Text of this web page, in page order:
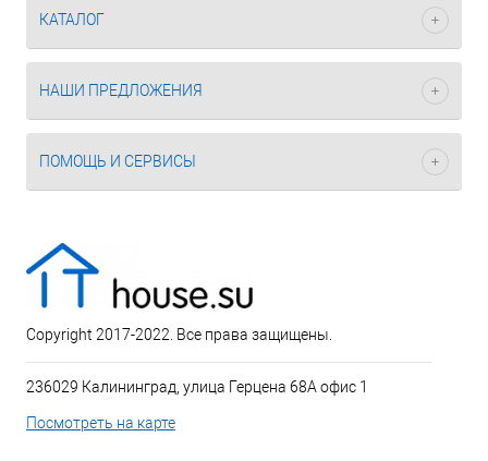
КАТАЛОГ
НАШИ ПРЕДЛОЖЕНИЯ
ПОМОЩЬ И СЕРВИСЫ
Copyright 2017-2022. Все права защищены.
236029 Калининград, улица Герцена 68А офис 1
Посмотреть на карте